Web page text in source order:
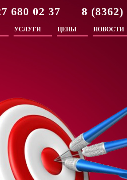
680 02 37 8 (8362)
УСЛУГИ ЦЕНЫ НОВОСТИ